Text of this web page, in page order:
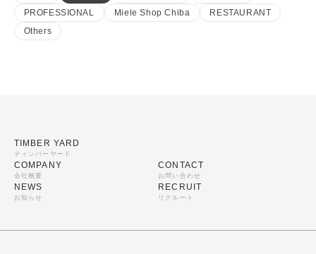
PROFESSIONAL
Miele Shop Chiba
RESTAURANT
Others
TIMBER YARD
ティンバーヤード
COMPANY
会社概要
NEWS
お知らせ
CONTACT
お問い合わせ
RECRUIT
リクルート